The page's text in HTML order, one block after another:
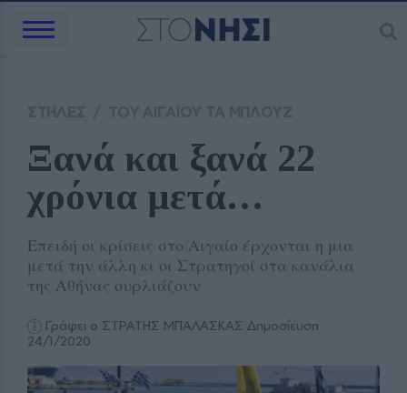
Ξανά και ξανά 22
χρόνια μετά…
Επειδή οι κρίσεις στο Αιγαίο έρχονται η μια
μετά την άλλη κι οι Στρατηγοί στα κανάλια
της Αθήνας ουρλιάζουν
Γράφει ο ΣΤΡΑΤΗΣ ΜΠΑΛΑΣΚΑΣ Δημοσίευση
24/1/2020